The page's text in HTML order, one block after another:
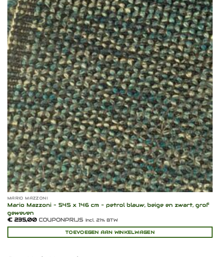
Toevoegen
aan
verlanglijst
MARIO MAZZONI
Mario Mazzoni – 545 x 146 cm – petrol blauw, beige en zwart, grof
geweven
€235,00COUPONPRIJS Incl. 21% BTW
TOEVOEGEN AAN WINKELWAGEN